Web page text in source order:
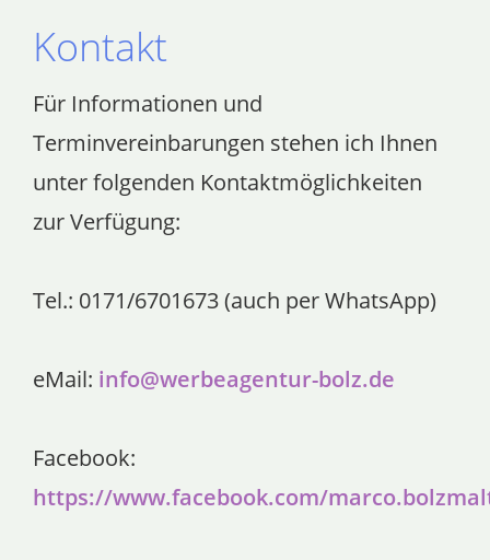
Kontakt
Für Informationen und
Terminvereinbarungen stehen ich Ihnen
unter folgenden Kontaktmöglichkeiten
zur Verfügung:
Tel.: 0171/6701673 (auch per WhatsApp)
eMail: info@werbeagentur-bolz.de
Facebook:
https://www.facebook.com/